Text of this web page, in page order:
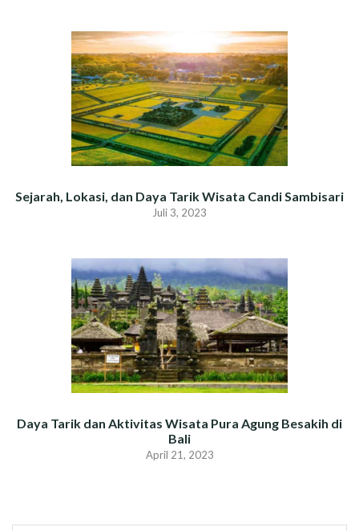
Sejarah, Lokasi, dan Daya Tarik Wisata Candi Sambisari
Juli 3, 2023
Daya Tarik dan Aktivitas Wisata Pura Agung Besakih di
Bali
April 21, 2023